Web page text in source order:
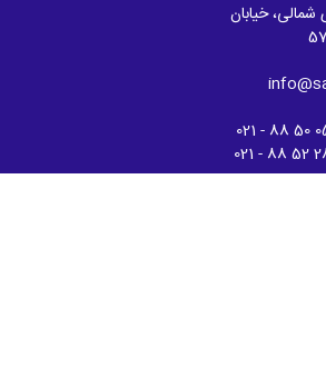
خیابان